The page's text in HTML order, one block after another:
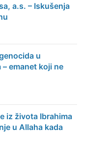
a.s. – Iskušenja
u
emanet koji ne
iz života Ibrahima
u Allaha kada